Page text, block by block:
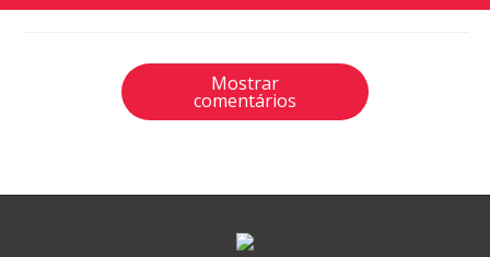
Mostrar
comentários